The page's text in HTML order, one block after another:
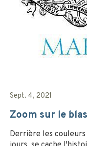
Sept. 4, 2021
Zoom sur le
Derrière les